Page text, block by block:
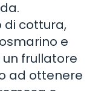
di cottura,
e
frullatore
ad ottenere